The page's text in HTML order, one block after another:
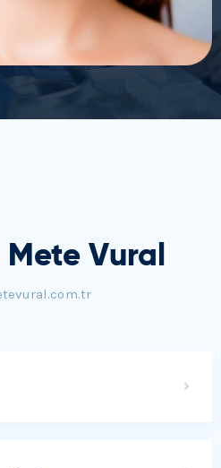
Mete Vural